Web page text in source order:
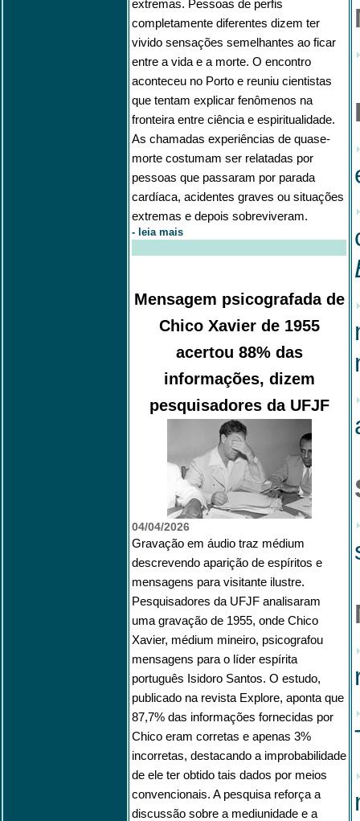
extremas. Pessoas de perfis
completamente diferentes dizem ter
vivido sensações semelhantes ao ficar
entre a vida e a morte. O encontro
aconteceu no Porto e reuniu cientistas
que tentam explicar fenômenos na
fronteira entre ciência e espiritualidade.
As chamadas experiências de quase-
morte costumam ser relatadas por
pessoas que passaram por parada
cardíaca, acidentes graves ou situações
extremas e depois sobreviveram.
- leia mais
Mensagem psicografada de
Chico Xavier de 1955
acertou 88% das
informações, dizem
pesquisadores da UFJF
04/04/2026
Gravação em áudio traz médium
descrevendo aparição de espíritos e
mensagens para visitante ilustre.
Pesquisadores da UFJF analisaram
uma gravação de 1955, onde Chico
Xavier, médium mineiro, psicografou
mensagens para o líder espírita
português Isidoro Santos. O estudo,
publicado na revista Explore, aponta que
87,7% das informações fornecidas por
Chico eram corretas e apenas 3%
incorretas, destacando a improbabilidade
de ele ter obtido tais dados por meios
convencionais. A pesquisa reforça a
discussão sobre a mediunidade e a